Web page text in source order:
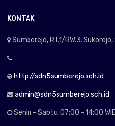
KONTAK
Sumberejo, RT.1/RW.3.
http://sdn5sumberejo.sch.id
admin@sdn5sumberejo.sch.id
Senin - Sabtu, 07:00 - 14:00 WIB